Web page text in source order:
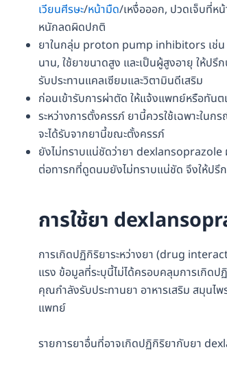
เวียนศีรษะ/หน้ามืด/เหงื่อออก, ปวดเจ็บที่ห
หนักลดผิดปกติ
ยาในกลุ่ม proton pump inhibitors เช่น
นาน, ใช้ยาขนาดสูง และเป็นผู้สูงอายุ ให้ป
รับประทานแคลเซียมและวิตามินดีเสริม
ก่อนเข้ารับการผ่าตัด ให้แจ้งแพทย์หรือทัน
ระหว่างการตั้งครรภ์ ยานี้ควรใช้เฉพาะใน
จะได้รับจากยานี้ขณะตั้งครรภ์
ยังไม่ทราบแน่ชัดว่ายา dexlansoprazole
ต่อทารกที่ดูดนมยังไม่ทราบแน่ชัด จึงให้ป
การใช้ยา
การเกิดปฏิกิริยาระหว่างยา (drug
แรง ข้อมูลที่ระบุนี้ไม่ได้ครอบคลุมการเกิด
คุณกำลังรับประทานยา อาหารเสริม สมุนไ
แพทย์
รายการยาอื่นที่อาจเกิดปฏิกิริยากับยา